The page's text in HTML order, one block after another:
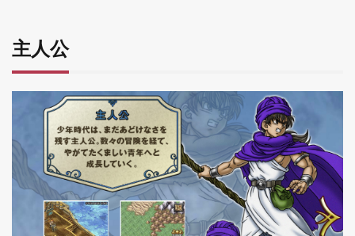
ボ
ラ
6
ま
主人公